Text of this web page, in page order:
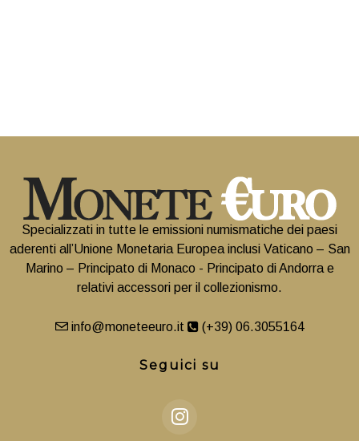
Specializzati in tutte le emissioni numismatiche dei paesi
aderenti all’Unione Monetaria Europea inclusi Vaticano – San
Marino – Principato di Monaco - Principato di Andorra e
relativi accessori per il collezionismo.
info@moneteeuro.it (+39) 06.3055164
Seguici su